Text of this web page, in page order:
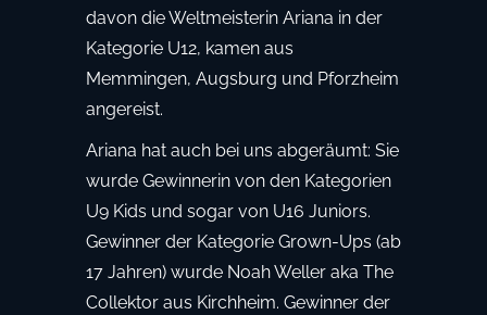
davon die Weltmeisterin Ariana in der
Kategorie U12, kamen aus
Memmingen, Augsburg und Pforzheim
angereist.
Ariana hat auch bei uns abgeräumt: Sie
wurde Gewinnerin von den Kategorien
U9 Kids und sogar von U16 Juniors.
Gewinner der Kategorie Grown-Ups (ab
17 Jahren) wurde Noah Weller aka The
Collektor aus Kirchheim. Gewinner der